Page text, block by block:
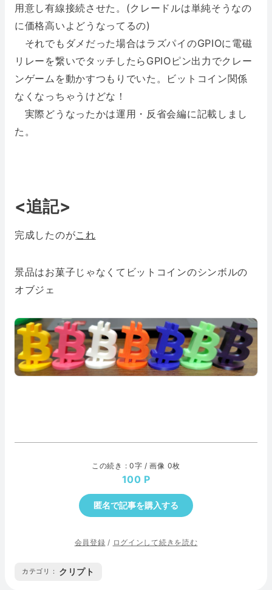
用意し有線接続させた。(クレードルは単純そうなの
に価格高いよどうなってるの)
それでもダメだった場合はラズパイのGPIOに電磁
リレーを繋いでタッチしたらGPIOピン出力でクレー
ンゲームを動かすつもりでいた。ビットコイン関係
なくなっちゃうけどな！
実際どうなったかは運用・反省会編に記載しまし
た。
<追記>
完成したのがこれ
景品はお菓子じゃなくてビットコインのシンボルの
オブジェ
この続き : 0字 / 画像 0枚
100
匿名で記事を購入する
会員登録 / ログインして続きを読む
カテゴリ : クリプト